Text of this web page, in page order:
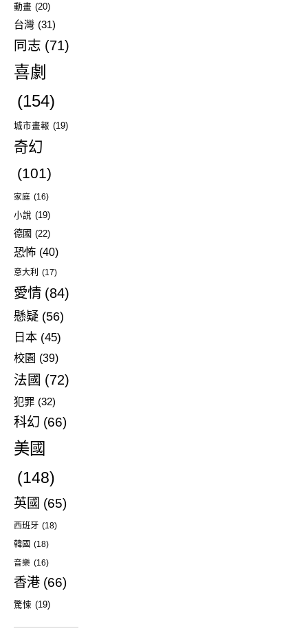
動畫 (20)
台灣 (31)
同志 (71)
喜劇
(154)
城市畫報 (19)
奇幻
(101)
家庭 (16)
小說 (19)
德國 (22)
恐怖 (40)
意大利 (17)
愛情 (84)
懸疑 (56)
日本 (45)
校園 (39)
法國 (72)
犯罪 (32)
科幻 (66)
美國
(148)
英國 (65)
西班牙 (18)
韓國 (18)
音樂 (16)
香港 (66)
驚悚 (19)